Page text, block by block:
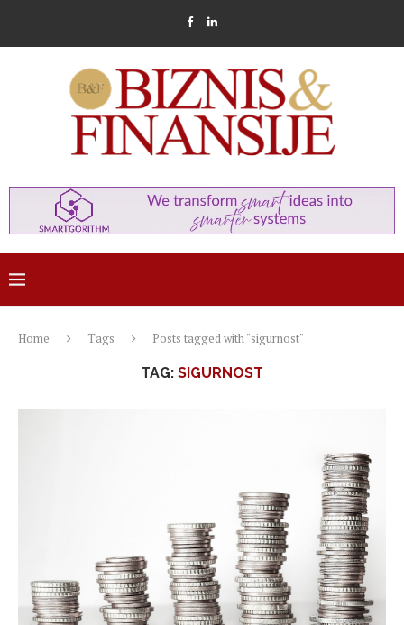
Home Tags Posts tagged with "sigurnost"
TAG: SIGURNOST